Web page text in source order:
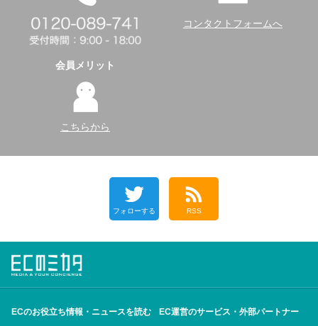
コンタクトフォームへ
会員メリット
こちらから
フォローする RSS
ECのお役立ち情報・ニュースを読む
EC運営のサービス・外部パートナー